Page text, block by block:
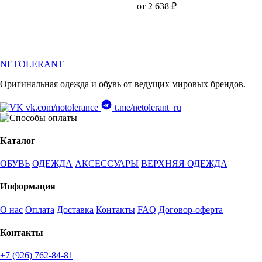
от 2 638 ₽
NETOLERANT
Оригинальная одежда и обувь от ведущих мировых брендов.
vk.com/notolerance t.me/netolerant_ru
Каталог
ОБУВЬ ОДЕЖДА АКСЕССУАРЫ ВЕРХНЯЯ ОДЕЖДА
Информация
О нас Оплата Доставка Контакты FAQ Договор-оферта
Контакты
+7 (926) 762-84-81